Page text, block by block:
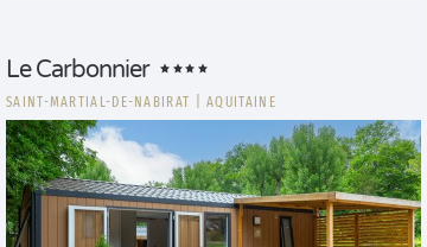
Le Carbonnier
SAINT-MARTIAL-DE-NABIRAT |AQUITAINE